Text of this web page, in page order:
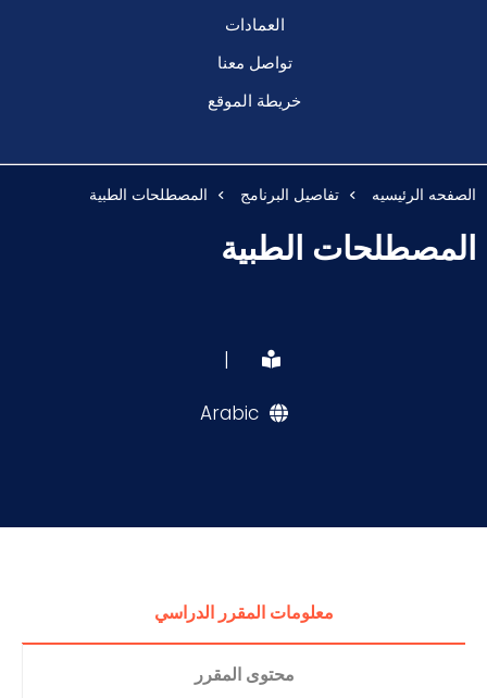
العمادات
تواصل معنا
خريطة الموقع
الصفحه الرئيسيه تفاصيل البرنامج المصطلحات الطبية
المصطلحات الطبية
|
Arabic
معلومات المقرر الدراسي
محتوى المقرر